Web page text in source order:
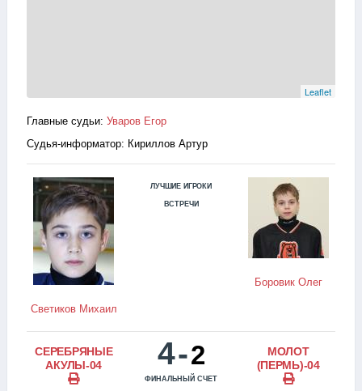
Leaflet
Главные судьи: Уваров Егор
Cудья-информатор: Кириллов Артур
Светиков Михаил
ЛУЧШИЕ ИГРОКИ
ВСТРЕЧИ
Боровик Олег
СЕРЕБРЯНЫЕ
АКУЛЫ-04
4-2
ФИНАЛЬНЫЙ СЧЕТ
МОЛОТ
(ПЕРМЬ)-04